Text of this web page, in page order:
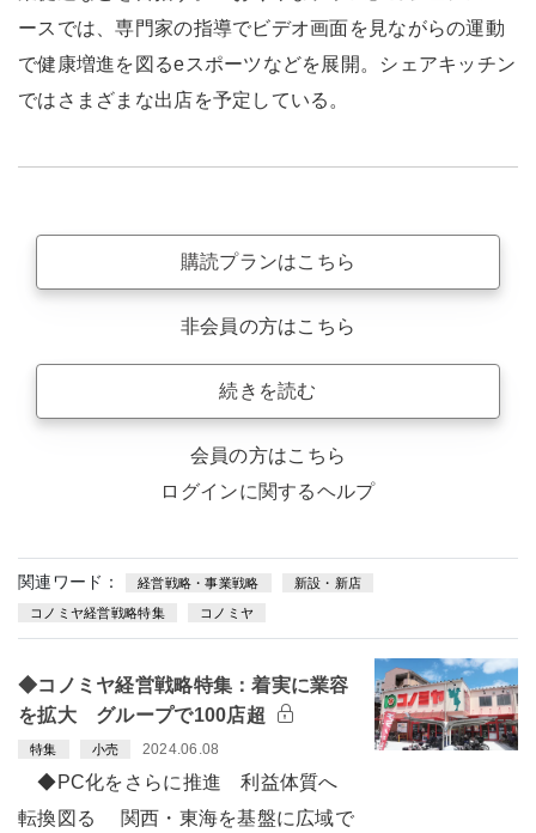
ースでは、専門家の指導でビデオ画面を見ながらの運動
で健康増進を図るeスポーツなどを展開。シェアキッチン
ではさまざまな出店を予定している。
購読プランはこちら
非会員の方はこちら
続きを読む
会員の方はこちら
ログインに関するヘルプ
関連ワード： 経営戦略・事業戦略 新設・新店
コノミヤ経営戦略特集 コノミヤ
◆コノミヤ経営戦略特集：着実に業容
を拡大 グループで100店超
特集 小売 2024.06.08
◆PC化をさらに推進 利益体質へ
転換図る 関西・東海を基盤に広域で